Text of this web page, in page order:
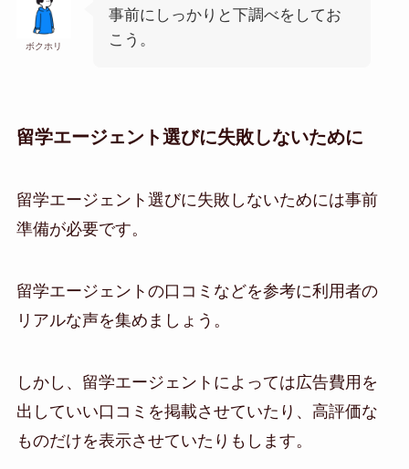
ボクホリ
事前にしっかりと下調べをしてお
こう。
留学エージェント選びに失敗しないために
留学エージェント選びに失敗しないためには事前
準備が必要です。
留学エージェントの口コミなどを参考に利用者の
リアルな声を集めましょう。
しかし、留学エージェントによっては広告費用を
出していい口コミを掲載させていたり、高評価な
ものだけを表示させていたりもします。